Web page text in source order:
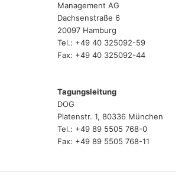
Management AG
Dachsenstraße 6
20097 Hamburg
Tel.: +49 40 325092-59
Fax: +49 40 325092-44
Tagungsleitung
DOG
Platenstr. 1, 80336 München
Tel.: +49 89 5505 768-0
Fax: +49 89 5505 768-11